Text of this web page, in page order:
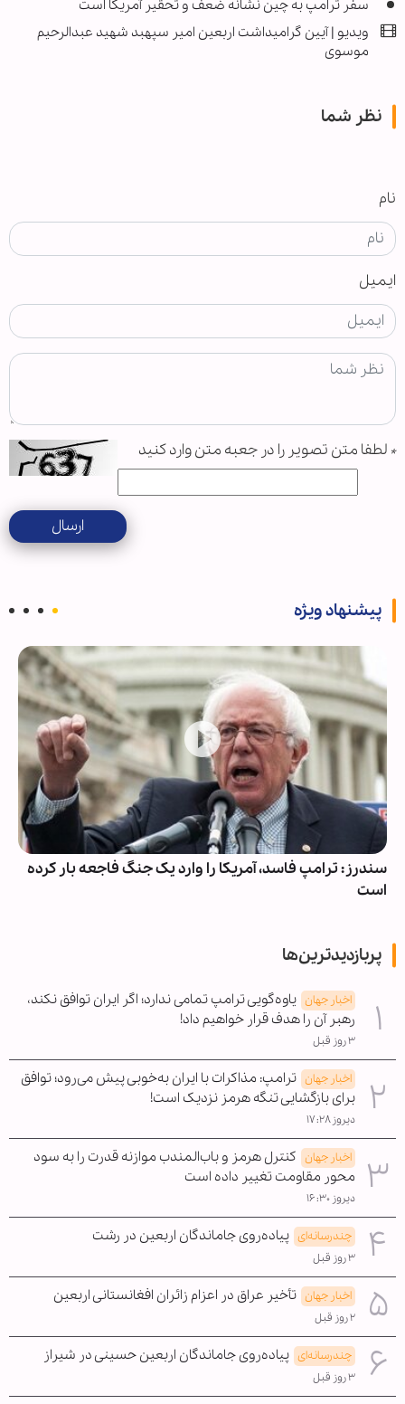
سفر ترامپ به چین نشانه ضعف و تحقیر آمریکا است
ویدیو | آیین گرامیداشت اربعین امیر سپهبد شهید عبدالرحیم
موسوی
نظر شما
نام
ایمیل
* لطفا متن تصویر را در جعبه متن وارد کنید
ارسال
پیشنهاد ویژه
سندرز: ترامپ فاسد، آمریکا را وارد یک جنگ فاجعه بار کرده
است
پربازدیدترین‌ها
اخبار جهان یاوه‌گویی ترامپ تمامی ندارد؛ اگر ایران توافق نکند،
رهبر آن را هدف قرار خواهیم داد!
۳ روز قبل
اخبار جهان ترامپ: مذاکرات با ایران به‌خوبی پیش می‌رود؛ توافق
برای بازگشایی تنگه هرمز نزدیک است!
دیروز ۱۷:۲۸
اخبار جهان کنترل هرمز و باب‌المندب موازنه قدرت را به سود
محور مقاومت تغییر داده است
دیروز ۱۶:۳۰
چندرسانه‌ای پیاده‌روی جاماندگان اربعین در رشت
۳ روز قبل
اخبار جهان تأخیر عراق در اعزام زائران افغانستانی اربعین
۲ روز قبل
چندرسانه‌ای پیاده‌روی جاماندگان اربعین حسینی در شیراز
۳ روز قبل